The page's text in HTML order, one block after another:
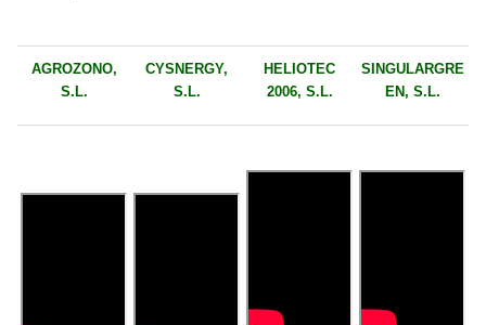
AGROZONO,
S.L.
CYSNERGY,
S.L.
HELIOTEC
2006, S.L.
SINGULARGRE
EN, S.L.